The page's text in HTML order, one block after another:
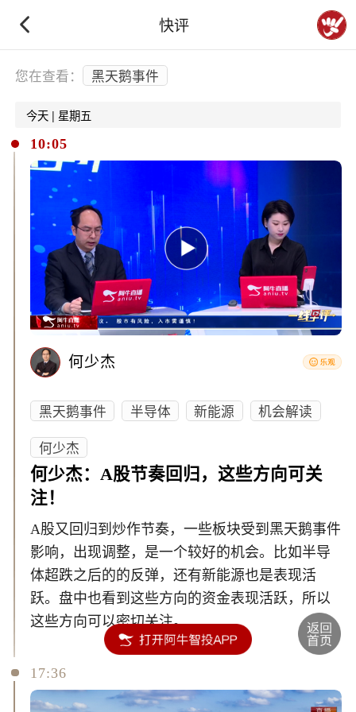
快评
下拉刷新
您在查看： 黑天鹅事件
今天 | 星期五
10:05
何少杰
黑天鹅事件 半导体 新能源
机会解读
何少杰
何少杰：A股节奏回归，这些方向可关
注！
A股又回归到炒作节奏，一些板块受到黑天鹅事件
影响，出现调整，是一个较好的机会。比如半导
体超跌之后的的反弹，还有新能源也是表现活
跃。盘中也看到这些方向的资金表现活跃，所以
这些方向可以密切关注。
17:36